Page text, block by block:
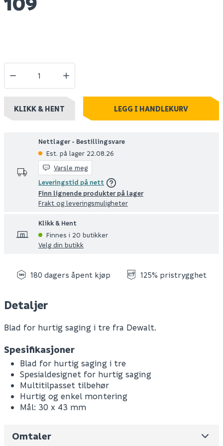
KLIKK & HENT LEGG I HANDLEKURV
Nettlager - Bestillingsvare
Est. på lager 22.08.26
Varsle meg
Leveringstid på nett
Finn lignende produkter på lager
Frakt og leveringsmuligheter
Klikk & Hent
Finnes i 20 butikker
Velg din butikk
180 dagers åpent kjøp 125% pristrygghet
Detaljer
Blad for hurtig saging i tre fra Dewalt.
Spesifikasjoner
Blad for hurtig saging i tre
Spesialdesignet for hurtig saging
Multitilpasset tilbehør
Hurtig og enkel montering
Mål: 30 x 43 mm
Omtaler
Leverandørens varenummer DT20704-QZ